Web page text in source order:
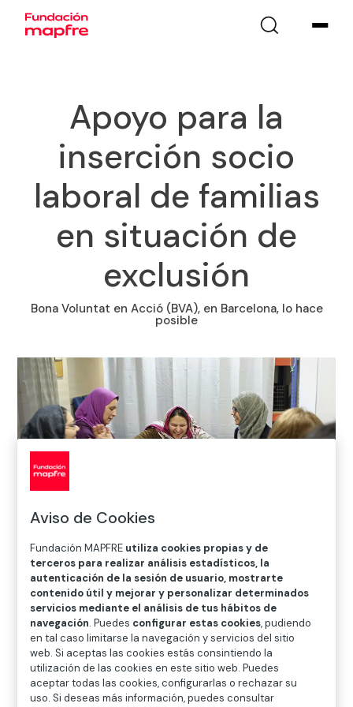
Apoyo para la
inserción socio
laboral de familias
en situación de
exclusión
Bona Voluntat en Acció (BVA), en Barcelona, lo hace
posible
Inicio>Solidaridad e inclusión>Proyectos>Proyectos
Nacionales>Sé Solidario>Conoce nuestros
proyectos solidarios>Causa Cuenta Con Nosotros
Apoyo para la inserción socio laboral de familias en
situación de exclusión
Aviso de Cookies
Fundación MAPFRE utiliza cookies propias y de
terceros para realizar análisis estadísticos, la
autenticación de la sesión de usuario, mostrarte
contenido útil y mejorar y personalizar determinados
servicios mediante el análisis de tus hábitos de
navegación. Puedes configurar estas cookies, pudiendo
en tal caso limitarse la navegación y servicios del sitio
web. Si aceptas las cookies estás consintiendo la
utilización de las cookies en este sitio web. Puedes
aceptar todas las cookies, configurarlas o rechazar su
uso. Si deseas más información, puedes consultar